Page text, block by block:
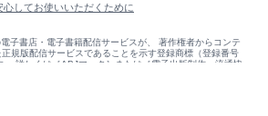
心してお使いいただくために
子書店・電子書籍配信サービスが、 著作権者からコンテ
規版配信サービスであることを示す登録商標（登録番号
詳しくは［ABJマーク］または［電子出版制作・流通協